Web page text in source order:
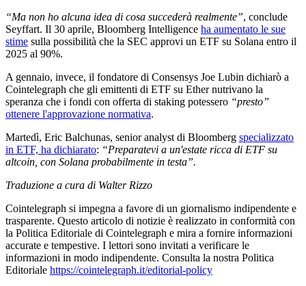
“Ma non ho alcuna idea di cosa succederà realmente”, conclude
Seyffart. Il 30 aprile, Bloomberg Intelligence ha aumentato le sue
stime sulla possibilità che la SEC approvi un ETF su Solana entro il
2025 al 90%.
A gennaio, invece, il fondatore di Consensys Joe Lubin dichiarò a
Cointelegraph che gli emittenti di ETF su Ether nutrivano la
speranza che i fondi con offerta di staking potessero “presto”
ottenere l'approvazione normativa.
Martedì, Eric Balchunas, senior analyst di Bloomberg specializzato
in ETF, ha dichiarato: “Preparatevi a un'estate ricca di ETF su
altcoin, con Solana probabilmente in testa”.
Traduzione a cura di Walter Rizzo
Cointelegraph si impegna a favore di un giornalismo indipendente e
trasparente. Questo articolo di notizie è realizzato in conformità con
la Politica Editoriale di Cointelegraph e mira a fornire informazioni
accurate e tempestive. I lettori sono invitati a verificare le
informazioni in modo indipendente. Consulta la nostra Politica
Editoriale https://cointelegraph.it/editorial-policy